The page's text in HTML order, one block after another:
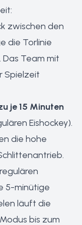
zwischen den
die Torlinie
Das Team mit
Spielzeit
je 15 Minuten
Eishockey).
die hohe
5-minütige
läuft die
bis zum